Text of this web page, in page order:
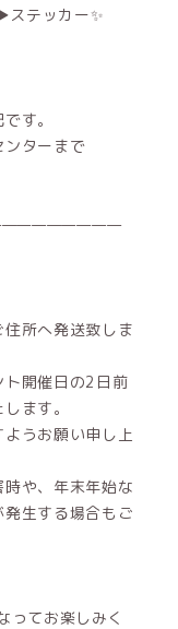
テッカー✨️
す。
ンターまで
所へ発送致しま
開催日の2日前
ます。
うお願い申し上
や、年末年始な
生する場合もご
ってお楽しみく